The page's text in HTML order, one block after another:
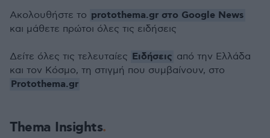
Thema Insights
Ακολουθήστε το protothema.gr στο Google News
και μάθετε πρώτοι όλες τις ειδήσεις
Δείτε όλες τις τελευταίες Ειδήσεις από την Ελλάδα
και τον Κόσμο, τη στιγμή που συμβαίνουν, στο
Protothema.gr